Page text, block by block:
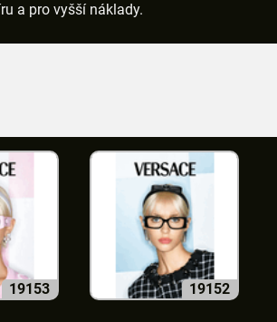
a pro vyšší náklady.
19153 19152